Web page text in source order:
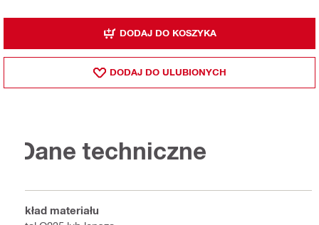
DODAJ DO KOSZYKA
DODAJ DO ULUBIONYCH
Dane techniczne
Skład materiału